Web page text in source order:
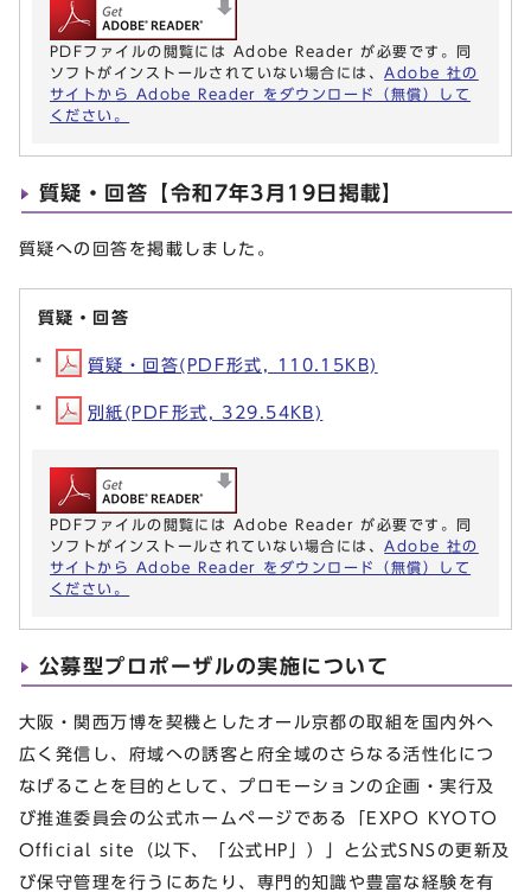
PDFファイルの閲覧には Adobe Reader が必要です。同
ソフトがインストールされていない場合には、 Adobe 社の
サイトから Adobe Reader をダウンロード（無償）して
ください。
質疑・回答【令和7年3月19日掲載】
質疑への回答を掲載しました。
質疑・回答
質疑・回答(PDF形式, 110.15KB)
別紙(PDF形式, 329.54KB)
PDFファイルの閲覧には Adobe Reader が必要です。同
ソフトがインストールされていない場合には、 Adobe 社の
サイトから Adobe Reader をダウンロード（無償）して
ください。
公募型プロポーザルの実施について
大阪・関西万博を契機としたオール京都の取組を国内外へ
広く発信し、府域への誘客と府全域のさらなる活性化につ
なげることを目的として、プロモーションの企画・実行及
び推進委員会の公式ホームページである「EXPO KYOTO
Official site（以下、「公式HP」）」と公式SNSの更新及
び保守管理を行うにあたり、専門的知識や豊富な経験を有